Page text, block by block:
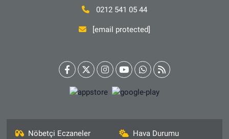
0212 541 05 44
[email protected]
Nöbetçi Eczaneler Hava Durumu